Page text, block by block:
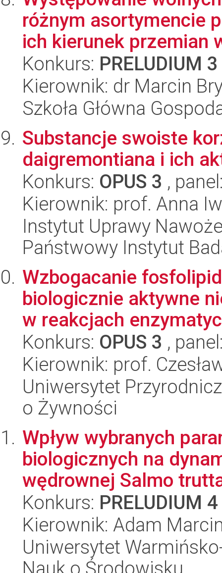
różnym asortymencie
ich kierunek przemian
Konkurs: PRELUDIUM 3
Kierownik: dr Marcin
Szkoła Główna
Substancje swoiste
daigremontiana i ich
Konkurs: OPUS 3 ,
Kierownik: prof. Anna
Instytut Uprawy
Państwowy Instytut
Wzbogacanie
biologicznie aktywne
w reakcjach
Konkurs: OPUS 3 ,
Kierownik: prof.
Uniwersytet
o Żywności
Wpływ wybranych
biologicznych na
wędrownej Salmo
Konkurs: PRELUDIUM 4
Kierownik: Adam
Uniwersytet
Nauk o Środowisku